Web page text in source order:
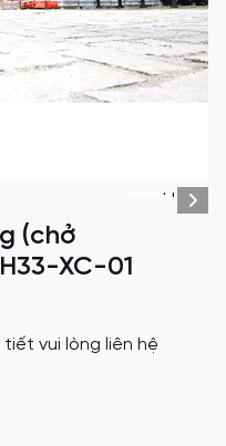
+1
(chở
XC-01
vui lòng liên hệ